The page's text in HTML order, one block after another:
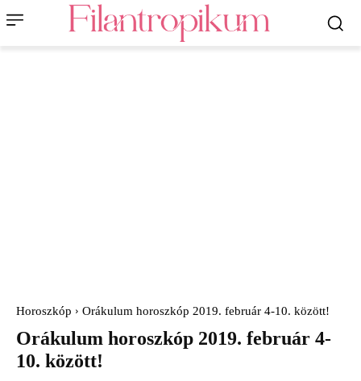
Horoszkóp Orákulum horoszkóp 2019. február 4-10. között!
Orákulum horoszkóp 2019. február 4-
10. között!